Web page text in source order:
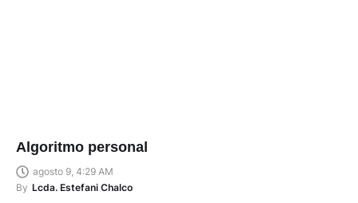
Algoritmo personal
agosto 9, 4:29 AM
By Lcda. Estefani Chalco